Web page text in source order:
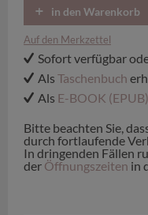
in den Warenkorb
Auf den Merkzettel
Sofort verfügbar
Als Taschenbuch
Als E-BOOK (EPUB)
Bitte beachten Sie,
durch fortlaufende
In dringenden Fällen
der Öffnungszeiten in